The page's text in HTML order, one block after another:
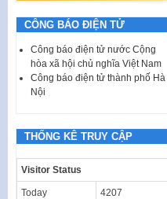
CÔNG BÁO ĐIỆN TỬ
Công báo điện tử nước Cộng
hòa xã hội chủ nghĩa Việt Nam
Công báo điện tử thành phố Hà
Nội
THỐNG KÊ TRUY CẬP
Visitor Status
Today 4207